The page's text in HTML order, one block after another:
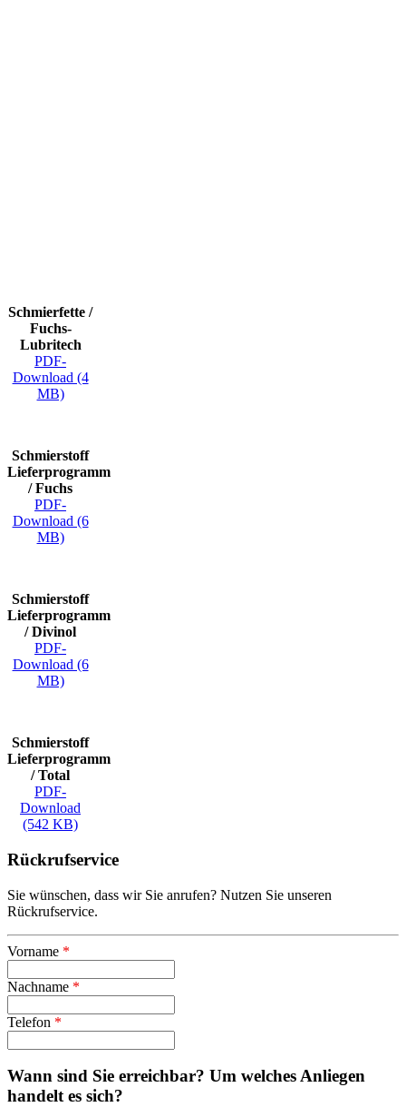
Schmierfette /
Fuchs-
Lubritech
PDF-
Download (4
MB)
Schmierstoff
Lieferprogramm
/ Fuchs
PDF-
Download (6
MB)
Schmierstoff
Lieferprogramm
/ Divinol
PDF-
Download (6
MB)
Schmierstoff
Lieferprogramm
/ Total
PDF-
Download
(542 KB)
Rückrufservice
Sie wünschen, dass wir Sie anrufen? Nutzen Sie unseren
Rückrufservice.
Vorname *
Nachname *
Telefon *
Wann sind Sie erreichbar? Um welches Anliegen
handelt es sich?